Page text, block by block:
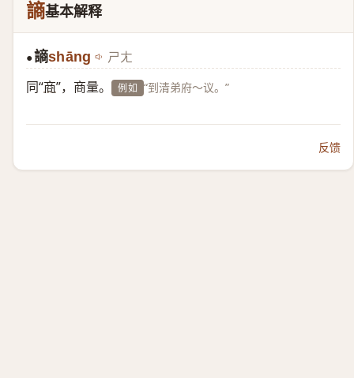
謪基本解释
●謪shāng ㄕㄤ
同“商”，商量。 例如 “到清弟府～议。”
反馈